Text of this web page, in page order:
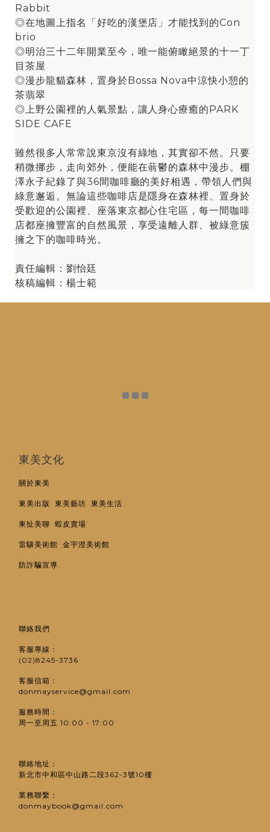
Rabbit
◎在地圖上指名「好吃的漢堡店」才能找到的Con
brio
◎明治三十二年開業至今，唯一能俯瞰絕景的十一丁
目茶屋
◎漫步龍貓森林，置身於Bossa Nova中涼快小憩的
茶翡翠
◎上野公園裡的人氣景點，讓人身心療癒的PARK
SIDE CAFE
雖然很多人常常說東京沒有綠地，其實卻不然。只要
稍微挪步，走向郊外，便能在蓊鬱的森林中漫步。棚
澤永子紀錄了與36間咖啡廳的美好相遇，帶領人們與
綠意邂逅。無論這些咖啡店是隱身在森林裡、置身於
受歡迎的公園裡、座落東京都心住宅區，每一間咖啡
店都座擁豐富的自然風景，享受遠離人群、被綠意簇
擁之下的咖啡時光。
責任編輯：劉怡廷
核稿編輯：楊士範
東美文化
關於東美
東美出版 東美藝坊 東美生活
東扯美聊 蝦皮賣場
雷驤美術館 金宇澄美術館
防詐騙宣導
聯絡我們
客服專線：
(02)8245-3736
客服信箱：
donmayservice@gmail.com
服務時間：
周一至周五 10:00 - 17:00
聯絡地址：
新北市中和區中山路二段362-3號10樓
業務聯繫：
donmaybook@gmail.com